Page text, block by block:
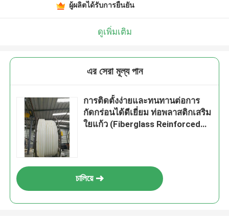
ผู้ผลิตได้รับการยืนยัน
ดูเพิ่มเติม
এর সেরা মূল্য পান
การติดตั้งง่ายและทนทานต่อการ
กัดกร่อนได้ดีเยี่ยม ท่อพลาสติกเสริม
ใยแก้ว (Fiberglass Reinforced
চালিয়ে